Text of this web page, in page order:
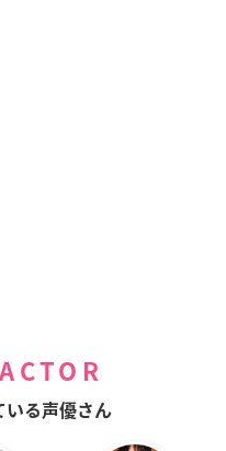
いる声優さん